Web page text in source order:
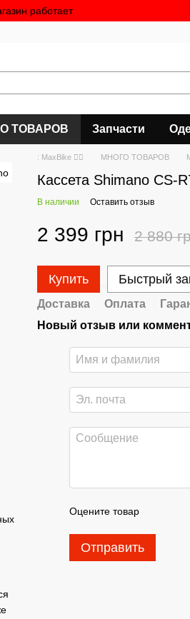
работает
ТОВАРОВ Запчасти
: MaxBike 🚴‍♀ МНОГО ТОВАРОВ
Кассета Shimano CS-
В наличии Оставить отзыв
2 399 грн 2 880
Купить Быстрый
Доставка Оплата
Новый отзыв или
Оцените товар
Отправить